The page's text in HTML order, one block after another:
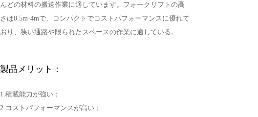
んどの材料の搬送作業に適しています。フォークリフトの高
さは0.5m-4mで、コンパクトでコストパフォーマンスに優れて
おり、狭い通路や限られたスペースの作業に適している。
製品メリット：
1.積載能力が強い；
2.コストパフォーマンスが高い；